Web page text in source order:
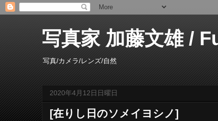
写真家 加藤文雄 /
写真/カメラ/レンズ/自然
2020年4月12日日曜日
[在りし日のソメイヨシノ]